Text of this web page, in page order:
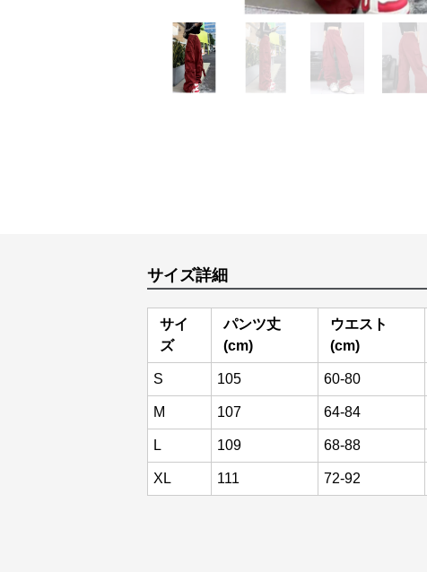
サイズ詳細
サイ
ズ
パンツ丈
(cm)
ウエスト
(cm)
S 105 60-80
M 107 64-84
L 109 68-88
XL 111 72-92